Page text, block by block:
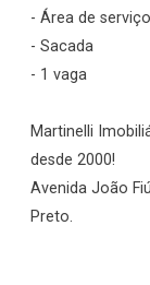
- Área de serviço
- Sacada
- 1 vaga
Martinelli
desde 2000!
Avenida João
Preto.